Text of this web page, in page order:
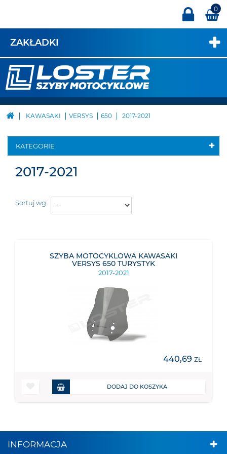
0
ZAKŁADKI
KAWASAKI VERSYS 650 2017-2021
KATEGORIE
2017-2021
Sortuj wg:
SZYBA MOTOCYKLOWA KAWASAKI
VERSYS 650 TURYSTYK
2017-2021
440,69 ZŁ
DODAJ DO KOSZYKA
INFORMACJA